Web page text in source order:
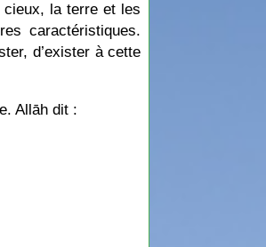
cieux, la terre et les
caractéristiques.
d’exister à cette
Allāh dit :